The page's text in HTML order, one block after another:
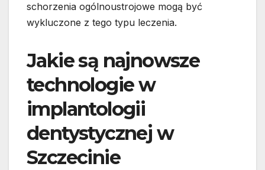
schorzenia ogólnoustrojowe mogą być
wykluczone z tego typu leczenia.
Jakie są najnowsze
technologie w
implantologii
dentystycznej w
Szczecinie